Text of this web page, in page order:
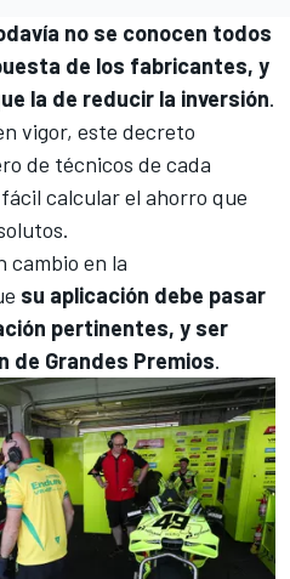
no se conocen todos
de los fabricantes, y
la de reducir la inversión.
vigor, este decreto
de técnicos de cada
calcular el ahorro que
cambio en la
su aplicación debe pasar
pertinentes, y ser
de Grandes Premios.